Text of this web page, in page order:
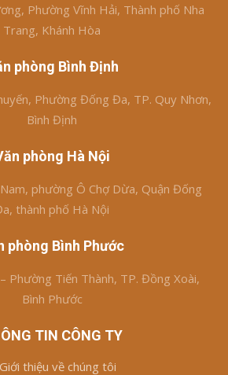
Phường Vĩnh Hải, Thành phố Nha
Trang, Khánh Hòa
phòng Bình Định
Phường Đống Đa, TP. Quy Nhơn,
Bình Định
phòng Hà Nội
phường Ô Chợ Dừa, Quận Đống
thành phố Hà Nội
phòng Bình Phước
Phường Tiến Thành, TP. Đồng Xoài,
Bình Phước
TIN CÔNG TY
Giới thiệu về chúng tôi